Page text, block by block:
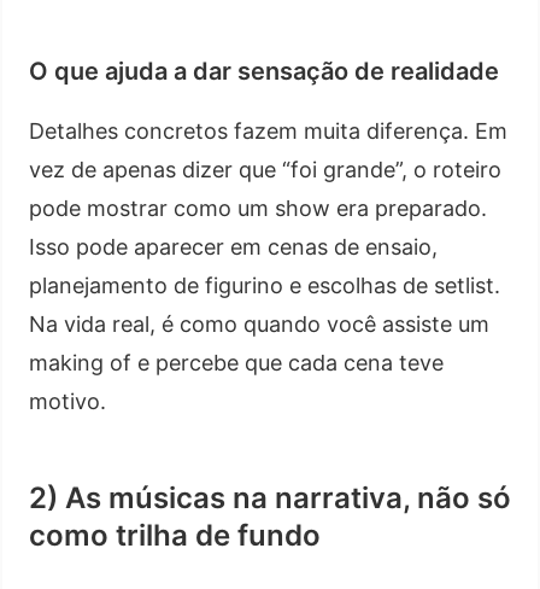
O que ajuda a dar sensação de realidade
Detalhes concretos fazem muita diferença. Em
vez de apenas dizer que “foi grande”, o roteiro
pode mostrar como um show era preparado.
Isso pode aparecer em cenas de ensaio,
planejamento de figurino e escolhas de setlist.
Na vida real, é como quando você assiste um
making of e percebe que cada cena teve
motivo.
2) As músicas na narrativa, não só
como trilha de fundo